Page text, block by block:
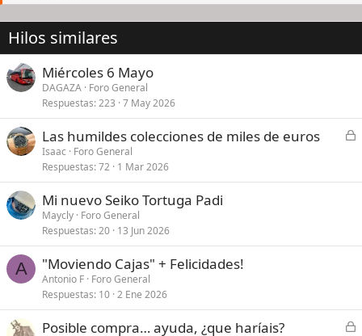
Hilos similares
Miércoles 6 Mayo
DAGAZA Foro General
Respuestas 223 7 May 2026
C
r
Las humildes colecciones de miles de euros
Isaac
Foro General
Respuestas 72 1 Mar 2026
Mi nuevo Seiko Tortuga Padi
Maycly Foro General
Respuestas 20 13 Jun 2026
A "Moviendo Cajas" + Felicidades!
Antonio F Foro General
Respuestas 10 2 Ene 2026
C
Posible compra… ayuda, ¿que haríais?